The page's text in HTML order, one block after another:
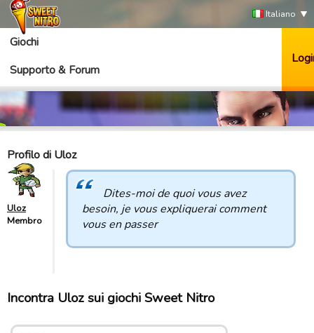
Italiano
Giochi
Supporto & Forum
Profilo di Uloz
Uloz
Membro
Dites-moi de quoi vous avez
besoin, je vous expliquerai comment
vous en passer
Incontra Uloz sui giochi Sweet Nitro